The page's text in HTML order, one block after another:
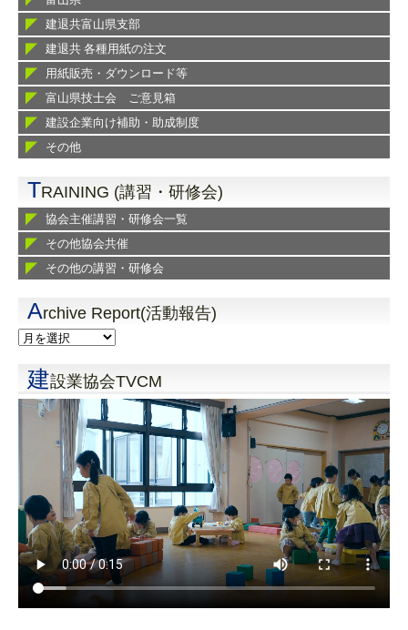
建退共富山県支部
建退共 各種用紙の注文
用紙販売・ダウンロード等
富山県技士会 ご意見箱
建設企業向け補助・助成制度
その他
TRAINING (講習・研修会)
協会主催講習・研修会一覧
その他協会共催
その他の講習・研修会
Archive Report(活動報告)
建設業協会TVCM